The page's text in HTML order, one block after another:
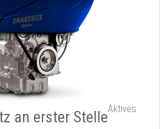
an erster StelleAktives